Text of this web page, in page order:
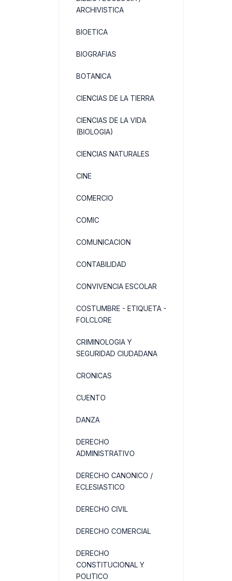
ARCHIVISTICA
BIOETICA
BIOGRAFIAS
BOTANICA
CIENCIAS DE LA TIERRA
CIENCIAS DE LA VIDA
(BIOLOGIA)
CIENCIAS NATURALES
CINE
COMERCIO
COMIC
COMUNICACION
CONTABILIDAD
CONVIVENCIA ESCOLAR
COSTUMBRE - ETIQUETA -
FOLCLORE
CRIMINOLOGIA Y
SEGURIDAD CIUDADANA
CRONICAS
CUENTO
DANZA
DERECHO
ADMINISTRATIVO
DERECHO CANONICO /
ECLESIASTICO
DERECHO CIVIL
DERECHO COMERCIAL
DERECHO
CONSTITUCIONAL Y
POLITICO